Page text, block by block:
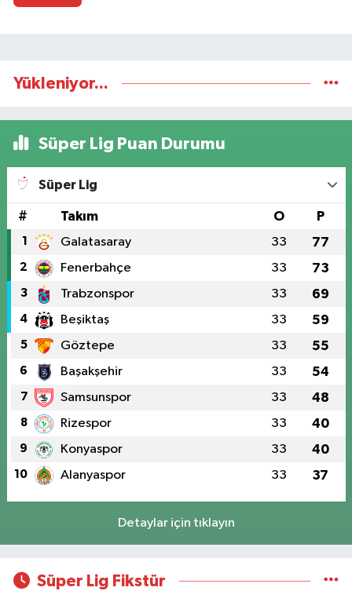
Yükleniyor...
Süper Lig Puan Durumu
Süper Lig
# Takım O P
1 Galatasaray 33 77
2 Fenerbahçe 33 73
3 Trabzonspor 33 69
4 Beşiktaş 33 59
5 Göztepe 33 55
6 Başakşehir 33 54
7 Samsunspor 33 48
8 Rizespor 33 40
9 Konyaspor 33 40
10 Alanyaspor 33 37
Detaylar için tıklayın
Süper Lig Fikstür